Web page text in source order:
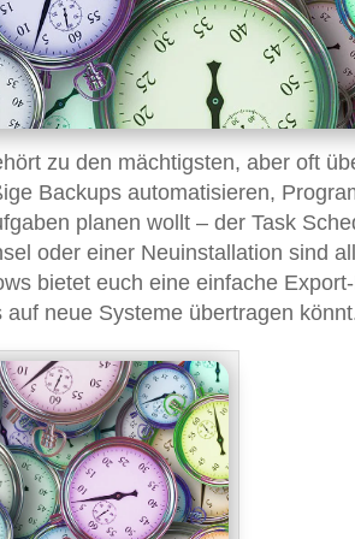
zu den mächtigsten, aber oft
Backups automatisieren,
planen wollt – der Task
oder einer Neuinstallation sind
bietet euch eine einfache
neue Systeme übertragen